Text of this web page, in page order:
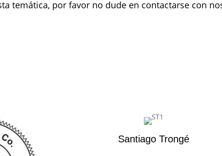
temática, por favor no dude en contactarse con
Santiago Trongé